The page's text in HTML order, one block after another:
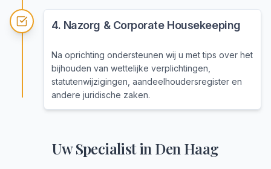
4. Nazorg & Corporate Housekeeping
Na oprichting ondersteunen wij u met tips over het
bijhouden van wettelijke verplichtingen,
statutenwijzigingen, aandeelhoudersregister en
andere juridische zaken.
Uw Specialist in Den Haag